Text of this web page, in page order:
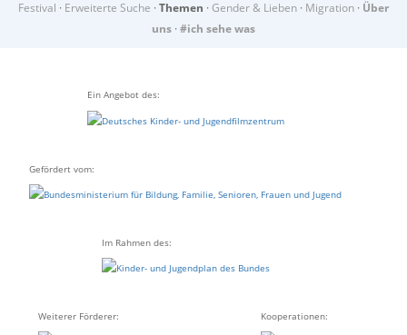
Festival · Erweiterte Suche · Themen · Gender & Lieben · Migration · Über
uns · #ich sehe was
Ein Angebot des:
Gefördert vom:
Im Rahmen des:
Weiterer Förderer: Kooperationen: